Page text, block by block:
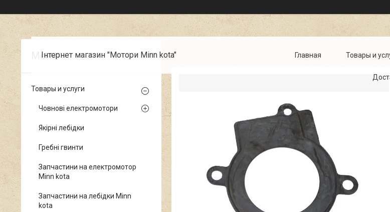
Інтернет магазин "Мотори Minn kota" Главная Товары и
Товары и услуги
Човнові електромотори
Якірні лебідки
Гребні гвинти
Запчастини на електромотор
Minn kota
Запчастини на лебідки Minn
kota